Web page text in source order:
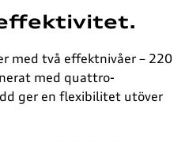
med två effektnivåer – 220
med quattro-
ger en flexibilitet utöver